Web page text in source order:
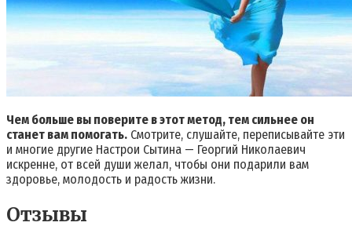
Чем больше вы поверите в этот метод, тем сильнее он
станет вам помогать. Смотрите, слушайте, переписывайте эти
и многие другие Настрои Сытина — Георгий Николаевич
искренне, от всей души желал, чтобы они подарили вам
здоровье, молодость и радость жизни.
Отзывы